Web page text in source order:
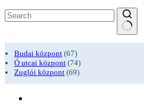
results
Budai központ (67)
Ó utcai központ (74)
Zuglói központ (69)